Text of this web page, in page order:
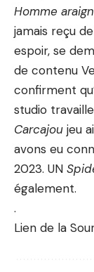
Homme
jamais reçu
espoir, se
de contenu
confirment
studio
Carcajou jeu
avons eu
2023. UN
également.
.
Lien de la